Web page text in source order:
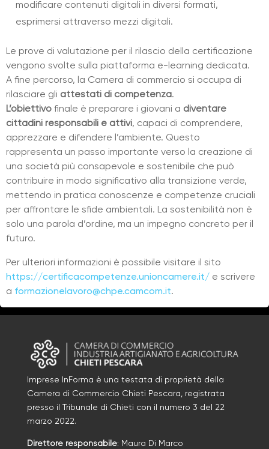
modificare contenuti digitali in diversi formati,
esprimersi attraverso mezzi digitali.
Le prove di valutazione per il rilascio della certificazione
vengono svolte sulla piattaforma e-learning dedicata.
A fine percorso, la Camera di commercio si occupa di
rilasciare gli attestati di competenza.
L’obiettivo finale è preparare i giovani a diventare
cittadini responsabili e attivi, capaci di comprendere,
apprezzare e difendere l’ambiente. Questo
rappresenta un passo importante verso la creazione di
una società più consapevole e sostenibile che può
contribuire in modo significativo alla transizione verde,
mettendo in pratica conoscenze e competenze cruciali
per affrontare le sfide ambientali. La sostenibilità non è
solo una parola d’ordine, ma un impegno concreto per il
futuro.
Per ulteriori informazioni è possibile visitare il sito
https://certificacompetenze.unioncamere.it/ e scrivere
a formazionelavoro@chpe.camcom.it.
Imprese InForma è una testata di proprietà della
Camera di Commercio Chieti Pescara, registrata
presso il Tribunale di Chieti con il numero 3 del 22
marzo 2022.
Direttore responsabile: Maura Di Marco